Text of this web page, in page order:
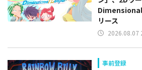
リース
2026.08.07
事前登録